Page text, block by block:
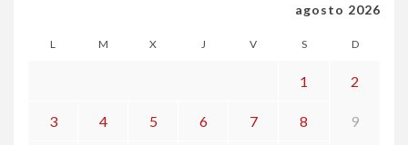
agosto 2026
L M X J V S D
1 2
3 4 5 6 7 8 9